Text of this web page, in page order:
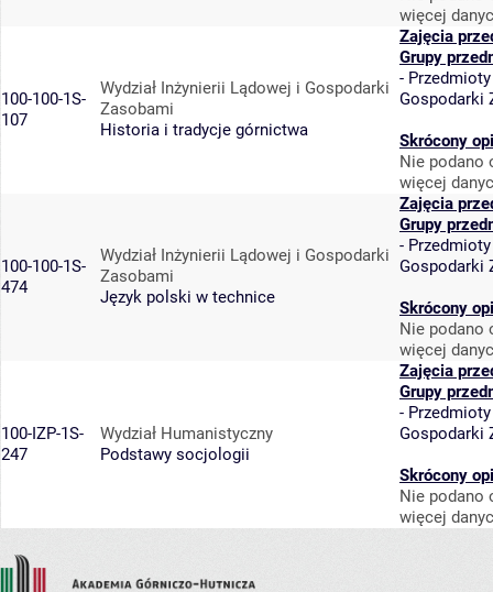
więcej
100-100-1S-
107
Wydział Inżynierii Lądowej i Gospodarki
Zasobami
Historia i tradycje górnictwa
Zajęcia
Grupy
-
Gospodarki
Skrócony
Nie podano
więcej
100-100-1S-
474
Wydział Inżynierii Lądowej i Gospodarki
Zasobami
Język polski w technice
Zajęcia
Grupy
-
Gospodarki
Skrócony
Nie podano
więcej
100-IZP-1S-
247
Wydział Humanistyczny
Podstawy socjologii
Zajęcia
Grupy
-
Gospodarki
Skrócony
Nie podano
więcej